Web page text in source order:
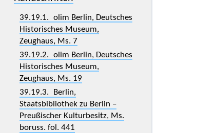
39.19.1. olim Berlin, Deutsches
Historisches Museum,
Zeughaus, Ms. 7
39.19.2. olim Berlin, Deutsches
Historisches Museum,
Zeughaus, Ms. 19
39.19.3. Berlin,
Staatsbibliothek zu Berlin –
Preußischer Kulturbesitz, Ms.
boruss. fol. 441